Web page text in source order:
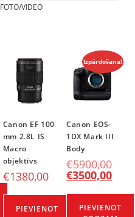
FOTO/VIDEO
Canon EF 100
mm 2.8L IS
Macro
objektīvs
€1380,00
PIEVIENOT
Izpārdošana!
Canon EOS-
1DX Mark III
Body
€5900,00
€3500,00
PIEVIENOT